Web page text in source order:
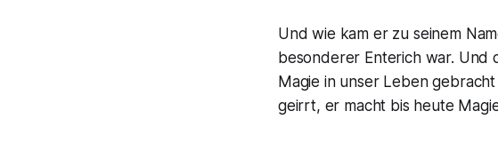
Und wie kam er zu seinem
besonderer Enterich war. Und
Magie in unser Leben
geirrt, er macht bis heute